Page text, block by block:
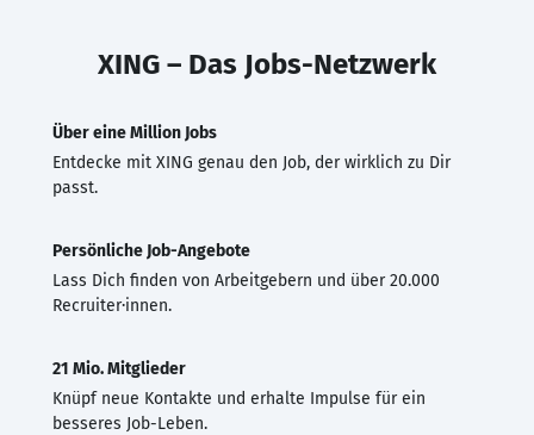
XING – Das Jobs-Netzwerk
Über eine Million Jobs
Entdecke mit XING genau den Job, der wirklich zu Dir
passt.
Persönliche Job-Angebote
Lass Dich finden von Arbeitgebern und über 20.000
Recruiter·innen.
21 Mio. Mitglieder
Knüpf neue Kontakte und erhalte Impulse für ein
besseres Job-Leben.